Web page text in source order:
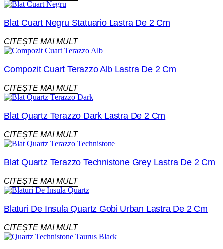
Blat Cuart Negru Statuario Lastra De 2 Cm
CITEȘTE MAI MULT
Compozit Cuart Terazzo Alb Lastra De 2 Cm
CITEȘTE MAI MULT
Blat Quartz Terazzo Dark Lastra De 2 Cm
CITEȘTE MAI MULT
Blat Quartz Terazzo Technistone Grey Lastra De 2 Cm
CITEȘTE MAI MULT
Blaturi De Insula Quartz Gobi Urban Lastra De 2 Cm
CITEȘTE MAI MULT